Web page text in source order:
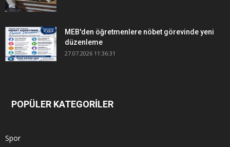
MEB'den öğretmenlere nöbet görevinde yeni
düzenleme
27.07.2026 11:36:31
POPÜLER KATEGORİLER
Spor